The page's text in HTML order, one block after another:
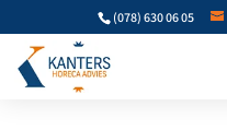
(078) 630 06 05